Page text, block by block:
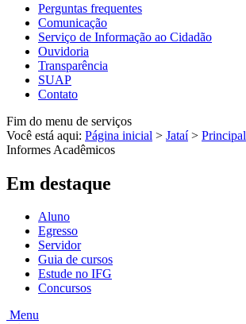
Perguntas frequentes
Comunicação
Serviço de Informação ao Cidadão
Ouvidoria
Transparência
SUAP
Contato
Fim do menu de serviços
Você está aqui: Página inicial > Jataí > Principal
Informes Acadêmicos
Em destaque
Aluno
Egresso
Servidor
Guia de cursos
Estude no IFG
Concursos
Menu